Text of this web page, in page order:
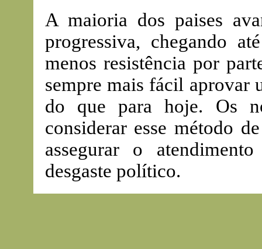
A maioria dos paises
progressiva, chegando
menos resistência por
sempre mais fácil aprovar
do que para hoje. Os
considerar esse método
assegurar o
desgaste político.